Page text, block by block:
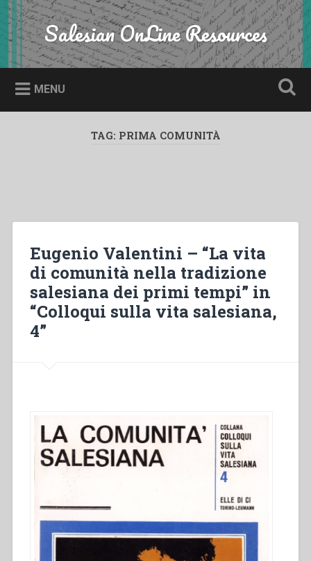
Skip
to
content
Search Salesian OnLine Resources
MENU
TAG: PRIMA COMUNITÀ
Eugenio Valentini – “La vita
di comunità nella tradizione
salesiana dei primi tempi” in
“Colloqui sulla vita salesiana,
4”